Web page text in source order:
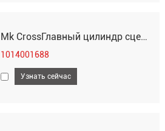
Mk CrossГлавный цилиндр сцепления1014001688
1014001688
Узнать сейчас